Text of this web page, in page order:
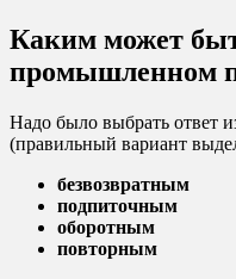
Каким может
промышленном
Надо было выбрать ответ
(правильный вариант
безвозвратным
подпиточным
оборотным
повторным